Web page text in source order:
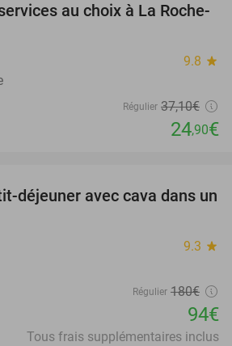
33%
au choix à La Roche-
9.8 star
Régulier 37,10€
24,90€
48%
déjeuner avec cava dans un
9.3 star
Régulier 180€
94€
Tous frais supplémentaires inclus